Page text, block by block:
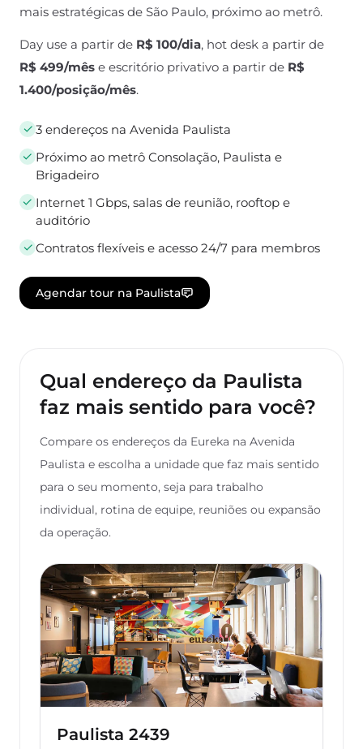
mais estratégicas de São Paulo, próximo ao metrô.
Day use a partir de R$ 100/dia, hot desk a partir de
R$ 499/mês e escritório privativo a partir de R$
1.400/posição/mês.
✓ 3 endereços na Avenida Paulista
✓ Próximo ao metrô Consolação, Paulista e
Brigadeiro
✓ Internet 1 Gbps, salas de reunião, rooftop e
auditório
✓ Contratos flexíveis e acesso 24/7 para membros
Agendar tour na Paulista
Qual endereço da Paulista
faz mais sentido para você?
Compare os endereços da Eureka na Avenida
Paulista e escolha a unidade que faz mais sentido
para o seu momento, seja para trabalho
individual, rotina de equipe, reuniões ou expansão
da operação.
Paulista 2439